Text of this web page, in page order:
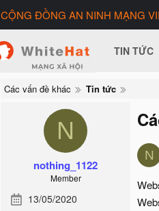
CỘNG ĐỒNG AN NINH MẠNG
TIN TỨC
Các vấn đề khác Tin tức
N
nothing_1122
Member
13/05/2020
N